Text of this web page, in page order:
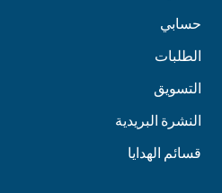
حسابي
الطلبات
التسويق
النشرة البريدية
قسائم الهدايا